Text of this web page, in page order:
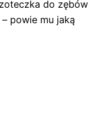
do zębów
powie mu jaką